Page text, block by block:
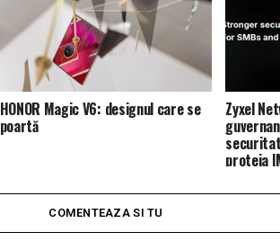
HONOR Magic V6: designul care se
poartă
Zyxel
proteja
COMENTEAZA SI TU